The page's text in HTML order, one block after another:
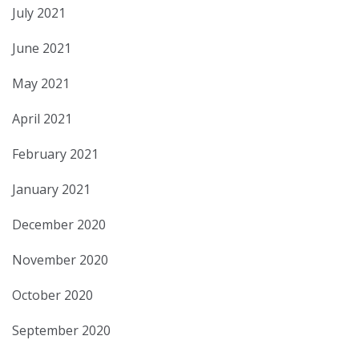
July 2021
June 2021
May 2021
April 2021
February 2021
January 2021
December 2020
November 2020
October 2020
September 2020